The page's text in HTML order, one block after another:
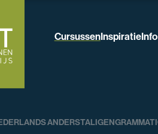
CursussenInspiratieInfo
ANDERSTALIGEN